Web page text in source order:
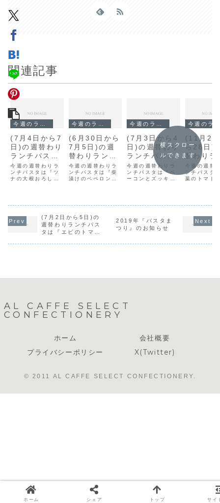
関連記事
(7月4日から7
日)の週替わり
ランチパスタ
は『ツナの大
根おろし』で
す。
今週の週替わりラ
ンチパスタは『ツ
ナの大根おろし』
(6月30日から
7月5日)の週
替わりランチ
パスタは『柴
漬けのペペロ
ンチーノ』で
今週の週替わりラ
ンチパスタは『柴
漬けのペペロンチ
(7月3日から4
日)の週替わり
ランチパスタ
は『ベーコン
とズッキーニ
のトマトソー
今週の週替わりラ
ンチパスタは『ベ
ーコンとズッキー
(11月26
ら28日)
替わりラ
パスタは
葉のトマ
ース』で
今週の週替
ンチパスタ
葉のトマト
横スクロー
ルできます
(7月2日から5日)の
週替わりランチパス
タは『エビのトマト
2019年『パスタま
つり』のお知らせ
AL CAFFE SELECT
CONFECTIONERY
ホーム
会社概要
プライバシーポリシー
X(Twitter)
© 2011 AL CAFFE SELECT CONFECTIONERY.
ホーム シェア トップ サイ